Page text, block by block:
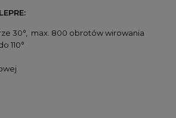
30°, max. 800 obrotów wirowania
110°